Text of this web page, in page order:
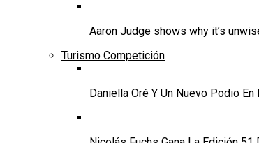
Aaron Judge shows why it’s
Turismo Competición
Daniella Oré Y Un Nuevo Podio